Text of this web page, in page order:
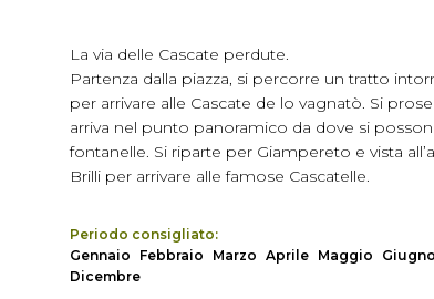
La via delle Cascate perdute.
Partenza dalla piazza, si percorre un tratto
per arrivare alle Cascate de lo vagnatò. Si
arriva nel punto panoramico da dove si
fontanelle. Si riparte per Giampereto e vista
Brilli per arrivare alle famose Cascatelle.
Periodo consigliato:
Gennaio
Febbraio Marzo Aprile Maggio Giugno
Dicembre